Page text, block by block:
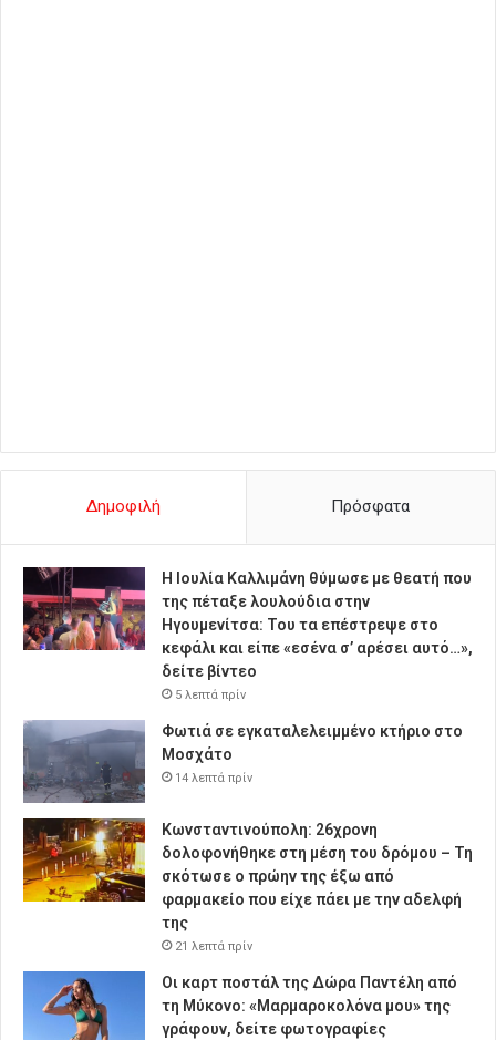
Δημοφιλή Πρόσφατα
Η Ιουλία Καλλιμάνη θύμωσε με θεατή που
της πέταξε λουλούδια στην
Ηγουμενίτσα: Του τα επέστρεψε στο
κεφάλι και είπε «εσένα σ’ αρέσει αυτό…»,
δείτε βίντεο
5 λεπτά πρίν
Φωτιά σε εγκαταλελειμμένο κτήριο στο
Μοσχάτο
14 λεπτά πρίν
Κωνσταντινούπολη: 26χρονη
δολοφονήθηκε στη μέση του δρόμου – Τη
σκότωσε ο πρώην της έξω από
φαρμακείο που είχε πάει με την αδελφή
της
21 λεπτά πρίν
Οι καρτ ποστάλ της Δώρα Παντέλη από
τη Μύκονο: «Μαρμαροκολόνα μου» της
γράφουν, δείτε φωτογραφίες